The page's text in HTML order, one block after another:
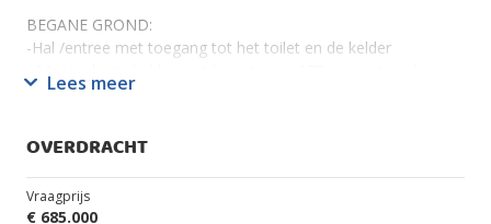
BEGANE GROND:
-Hal /entree met toegang tot het toilet en de kelder
bergruimte en CV-opstelling (Remeha Tzerra Ace 2022)
een schuifpui naar de achtertuin
inbouwapparatuur, waaronder een SMEG-fornuis,
combimagnetron, afzuigkap, vaatwasser (2020) en
Lees meer
OVERDRACHT
Vraagprijs
€ 685.000